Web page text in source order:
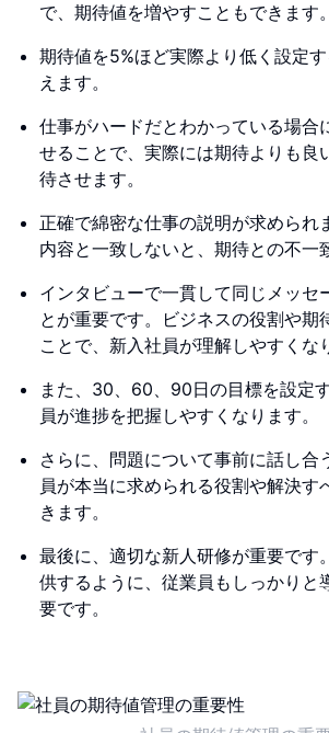
で、期待値を増やすこともできます。
期待値を5%ほど実際より低く設定
えます。
仕事がハードだとわかっている場合
せることで、実際には期待よりも良
待させます。
正確で綿密な仕事の説明が求められ
内容と一致しないと、期待との不一
インタビューで一貫して同じメッセ
とが重要です。ビジネスの役割や期
ことで、新入社員が理解しやすくな
また、30、60、90日の目標を設定
員が進捗を把握しやすくなります。
さらに、問題について事前に話し合
員が本当に求められる役割や解決す
きます。
最後に、適切な新人研修が重要です
供するように、従業員もしっかりと
要です。